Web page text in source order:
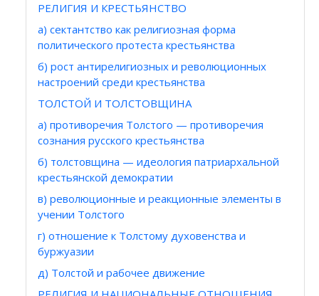
РЕЛИГИЯ И КРЕСТЬЯНСТВО
а) сектантство как религиозная форма
политического протеста крестьянства
б) рост антирелигиозных и революционных
настроений среди крестьянства
ТОЛСТОЙ И ТОЛСТОВЩИНА
а) противоречия Толстого — противоречия
сознания русского крестьянства
б) толстовщина — идеология патриархальной
крестьянской демократии
в) революционные и реакционные элементы в
учении Толстого
г) отношение к Толстому духовенства и
буржуазии
д) Толстой и рабочее движение